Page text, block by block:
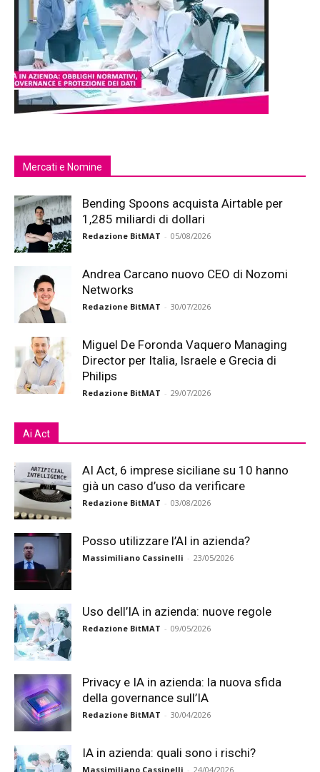
Mercati e Nomine
Bending Spoons acquista Airtable per
1,285 miliardi di dollari
Redazione BitMAT - 05/08/2026
Andrea Carcano nuovo CEO di Nozomi
Networks
Redazione BitMAT - 30/07/2026
Miguel De Foronda Vaquero Managing
Director per Italia, Israele e Grecia di
Philips
Redazione BitMAT - 29/07/2026
Ai Act
AI Act, 6 imprese siciliane su 10 hanno
già un caso d’uso da verificare
Redazione BitMAT - 03/08/2026
Posso utilizzare l’AI in azienda?
Massimiliano Cassinelli - 23/05/2026
Uso dell’IA in azienda: nuove regole
Redazione BitMAT - 09/05/2026
Privacy e IA in azienda: la nuova sfida
della governance sull’IA
Redazione BitMAT - 30/04/2026
IA in azienda: quali sono i rischi?
Massimiliano Cassinelli - 24/04/2026